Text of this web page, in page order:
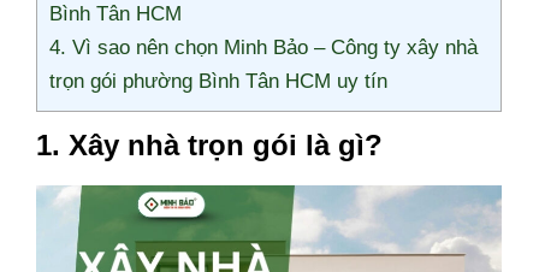
Bình Tân HCM
4. Vì sao nên chọn Minh Bảo – Công ty xây nhà
trọn gói phường Bình Tân HCM uy tín
1. Xây nhà trọn gói là gì?